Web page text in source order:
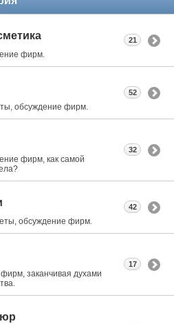
фирм.
21
обсуждение фирм.
52
фирм, как самой
32
обсуждение фирм.
42
заканчивая духами
17